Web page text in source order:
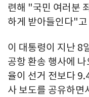
련해 "국민 여러분
하게 받아들인다"
이 대통령이 지난 8
공항 환송 행사에
율이 선거 전보다
사 보도를 공유하면